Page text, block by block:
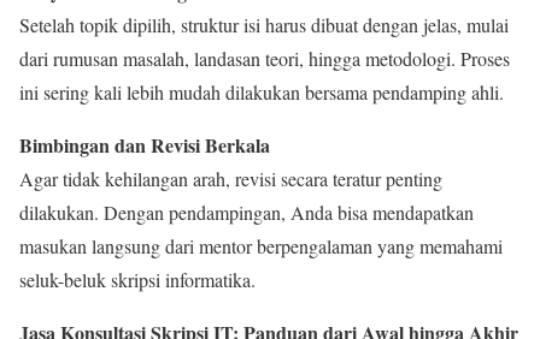
Setelah topik dipilih, struktur isi harus dibuat dengan jelas, mulai
dari rumusan masalah, landasan teori, hingga metodologi. Proses
ini sering kali lebih mudah dilakukan bersama pendamping ahli.
Bimbingan dan Revisi Berkala
Agar tidak kehilangan arah, revisi secara teratur penting
dilakukan. Dengan pendampingan, Anda bisa mendapatkan
masukan langsung dari mentor berpengalaman yang memahami
seluk-beluk skripsi informatika.
Jasa Konsultasi Skripsi IT: Panduan dari Awal hingga Akhir